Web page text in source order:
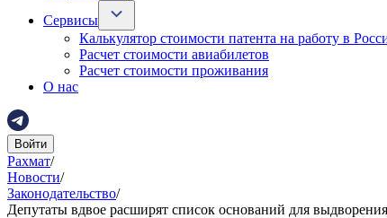
Сервисы
Калькулятор стоимости патента на работу в
Расчет стоимости авиабилетов
Расчет стоимости проживания
О нас
Войти
Рахмат/
Новости/
Законодательство/
Депутаты вдвое расширят список оснований для